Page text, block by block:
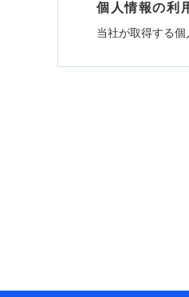
個人情報の利
当社が取得する個
郵便、電話、お
め、また維持管